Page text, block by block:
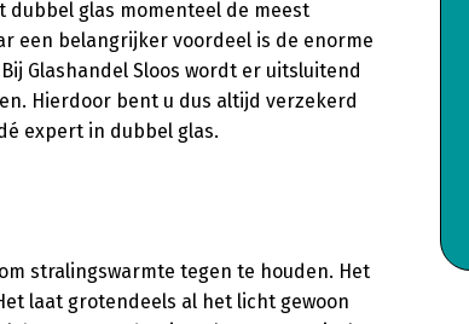
dubbel glas momenteel de meest
een belangrijker voordeel is de enorme
Glashandel Sloos wordt er uitsluitend
Hierdoor bent u dus altijd verzekerd
expert in dubbel glas.
stralingswarmte tegen te houden. Het
laat grotendeels al het licht gewoon